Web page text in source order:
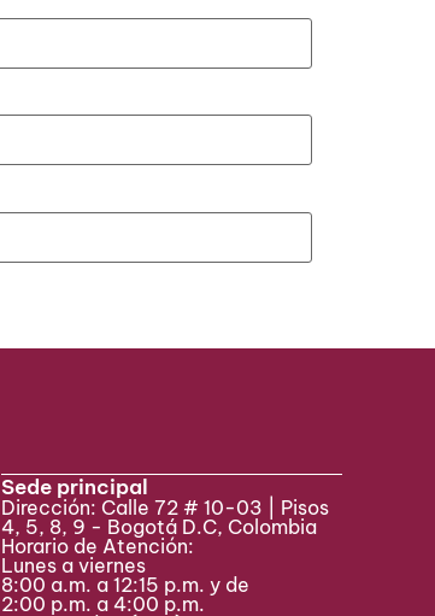
Sede principal
Dirección: Calle 72 # 10-03 | Pisos
4, 5, 8, 9 - Bogotá D.C, Colombia
Horario de Atención:
Lunes a viernes
8:00 a.m. a 12:15 p.m. y de
2:00 p.m. a 4:00 p.m.